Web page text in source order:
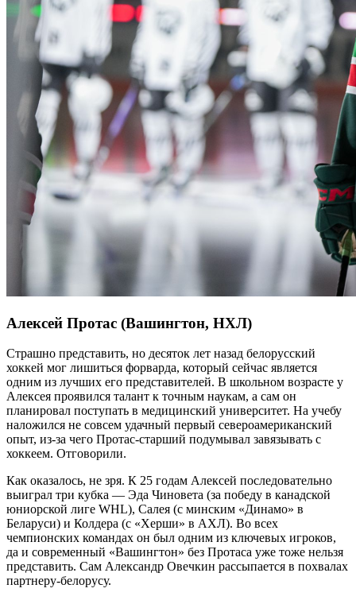
Алексей Протас (Вашингтон, НХЛ)
Страшно представить, но десяток лет назад белорусский
хоккей мог лишиться форварда, который сейчас является
одним из лучших его представителей. В школьном возрасте у
Алексея проявился талант к точным наукам, а сам он
планировал поступать в медицинский университет. На учебу
наложился не совсем удачный первый североамериканский
опыт, из-за чего Протас-старший подумывал завязывать с
хоккеем. Отговорили.
Как оказалось, не зря. К 25 годам Алексей последовательно
выиграл три кубка — Эда Чиновета (за победу в канадской
юниорской лиге WHL), Салея (с минским «Динамо» в
Беларуси) и Колдера (с «Херши» в АХЛ). Во всех
чемпионских командах он был одним из ключевых игроков,
да и современный «Вашингтон» без Протаса уже тоже нельзя
представить. Сам Александр Овечкин рассыпается в похвалах
партнеру-белорусу.